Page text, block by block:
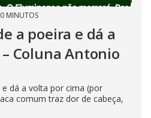
MINUTOS
a poeira e dá a
Coluna Antonio
dá a volta por cima (por
comum traz dor de cabeça,